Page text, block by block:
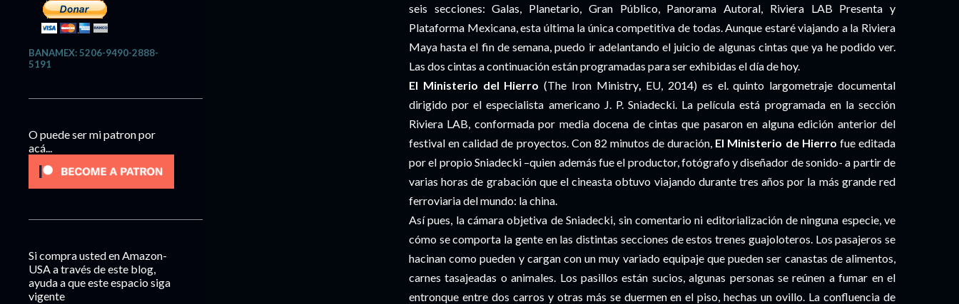
seis secciones: Galas, Planetario, Gran Público, Panorama Autoral, Riviera LAB Presenta y
Plataforma Mexicana, esta última la única competitiva de todas. Aunque estaré viajando a la Riviera
Maya hasta el fin de semana, puedo ir adelantando el juicio de algunas cintas que ya he podido ver.
Las dos cintas a continuación están programadas para ser exhibidas el día de hoy.
El Ministerio del Hierro (The Iron Ministry, EU, 2014) es el. quinto largometraje documental
dirigido por el especialista americano J. P. Sniadecki. La película está programada en la sección
Riviera LAB, conformada por media docena de cintas que pasaron en alguna edición anterior del
festival en calidad de proyectos. Con 82 minutos de duración, El Ministerio de Hierro fue editada
por el propio Sniadecki –quien además fue el productor, fotógrafo y diseñador de sonido- a partir de
varias horas de grabación que el cineasta obtuvo viajando durante tres años por la más grande red
ferroviaria del mundo: la china.
Así pues, la cámara objetiva de Sniadecki, sin comentario ni editorialización de ninguna especie, ve
cómo se comporta la gente en las distintas secciones de estos trenes guajoloteros. Los pasajeros se
hacinan como pueden y cargan con un muy variado equipaje que pueden ser canastas de alimentos,
carnes tasajeadas o animales. Los pasillos están sucios, algunas personas se reúnen a fumar en el
entronque entre dos carros y otras más se duermen en el piso, hechas un ovillo. La confluencia de
BANAMEX: 5206-9490-2888-
5191
O puede ser mi patron por
acá...
Si compra usted en Amazon-
USA a través de este blog,
ayuda a que este espacio siga
vigente